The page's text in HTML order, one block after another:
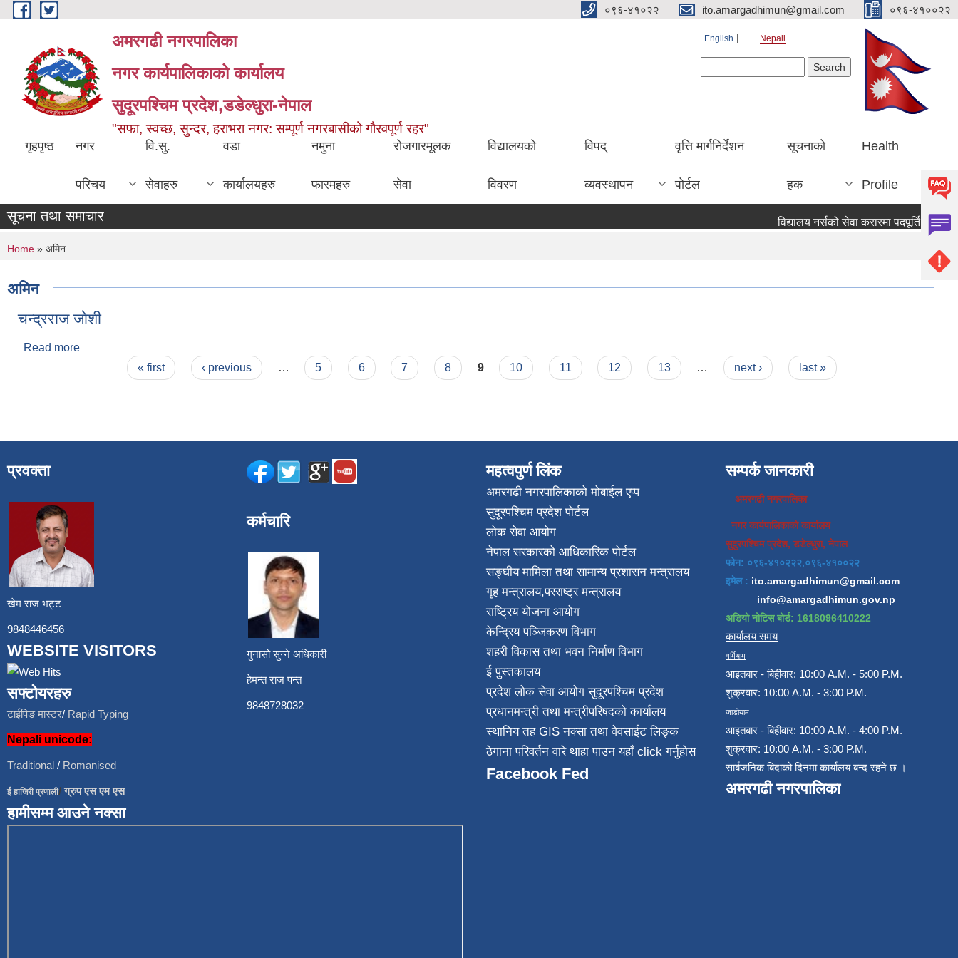
Skip to main content ०९६-४१०२२ ito.amargadhimun@gmail.com ०९६-४१००२२
अमरगढी नगरपालिका
नगर कार्यपालिकाको कार्यालय
सुदूरपश्चिम प्रदेश,डडेल्धुरा-नेपाल
"सफा, स्वच्छ, सुन्दर, हराभरा नगर: सम्पूर्ण नगरबासीको गौरवपूर्ण रहर"
English Nepali
गृहपृष्ठ नगर
परिचय
वि.सु.
सेवाहरु
वडा
कार्यालयहरु
नमुना
फारमहरु
रोजगारमूलक
सेवा
विद्यालयको
विवरण
विपद्
व्यवस्थापन
वृत्ति मार्गनिर्देशन
पोर्टल
सूचनाको
हक
Health
Profile
सूचना तथा समाचार विद्यालय नर्सको सेवा करारमा पदपूर्ति गर्ने
You are here
Home » अमिन
अमिन
चन्द्रराज जोशी
Read more
« first ‹ previous … 5 6 7 8 9 10 11 12 13 … next › last »
प्रवक्ता
खेम राज भट्ट
9848446456
WEBSITE VISITORS
सफ्टोयरहरु
टाईपिङ मास्टर/ Rapid Typing
Nepali unicode:
Traditional / Romanised
ई हाजिरी प्रणाली/ग्रुप एस एम एस
हामीसम्म आउने नक्सा
कर्मचारि
गुनासो सुन्ने अधिकारी
हेमन्त राज पन्त
9848728032
महत्वपुर्ण लिंक
अमरगढी नगरपालिकाको मोबाईल एप्प
सुदूरपश्चिम प्रदेश पोर्टल
लोक सेवा आयोग
नेपाल सरकारको आधिकारिक पोर्टल
सङ्घीय मामिला तथा सामान्य प्रशासन मन्त्रालय
गृह मन्त्रालय,परराष्ट्र मन्त्रालय
राष्ट्रिय योजना आयोग
केन्द्रिय पञ्जिकरण विभाग
शहरी विकास तथा भवन निर्माण विभाग
ई पुस्तकालय
प्रदेश लोक सेवा आयोग सुदूरपश्चिम प्रदेश
प्रधानमन्त्री तथा मन्त्रीपरिषदको कार्यालय
स्थानिय तह GIS नक्सा तथा वेवसाईट लिङ्क
ठेगाना परिवर्तन वारे थाहा पाउन यहाँ click गर्नुहोस
Facebook Fed
सम्पर्क जानकारी
अमरगढी नगरपालिका
नगर कार्यपालिकाको कार्यालय
सुदुरपश्चिम प्रदेश, डडेल्धुरा, नेपाल
फोन: ०९६-४१०२२२,०९६-४१००२२
इमेल : ito.amargadhimun@gmail.com
info@amargadhimun.gov.np
अडियो नोटिस बोर्ड: 1618096410222
कार्यालय समय
गर्मियाम
आइतबार - बिहीवार: 10:00 A.M. - 5:00 P.M.
शुक्रवार: 10:00 A.M. - 3:00 P.M.
जाडोयाम
आइतबार - बिहीवार: 10:00 A.M. - 4:00 P.M.
शुक्रवार: 10:00 A.M. - 3:00 P.M.
सार्बजनिक बिदाको दिनमा कार्यालय बन्द रहने छ ।
अमरगढी नगरपालिका